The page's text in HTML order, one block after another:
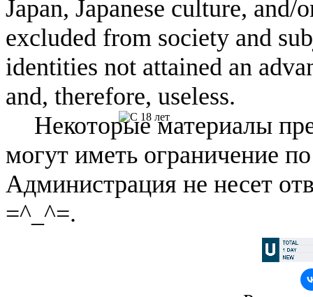
Japan, Japanese culture, and/
excluded from society and
identities not attained an
and, therefore, useless.
Некоторые материалы
могут иметь ограничение
Администрация не несет
=^_^=.